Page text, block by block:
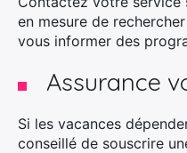
en mesure de
vous informer des
Assurance
Si les vacances
conseillé de souscrire